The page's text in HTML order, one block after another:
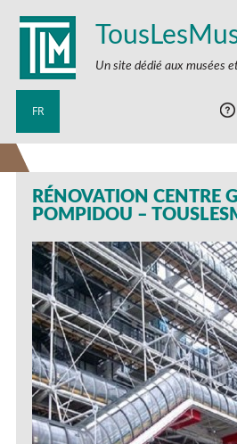
Un site dédié aux musées
FR
RÉNOVATION CENTRE
POMPIDOU –